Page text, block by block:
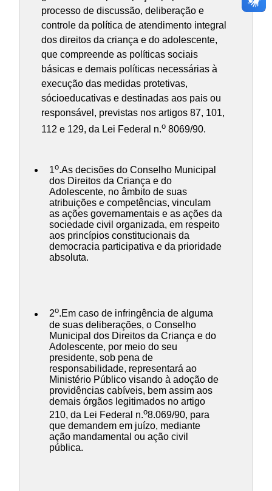
processo de discussão, deliberação e
controle da política de atendimento integral
dos direitos da criança e do adolescente,
que compreende as políticas sociais
básicas e demais políticas necessárias à
execução das medidas protetivas,
sócioeducativas e destinadas aos pais ou
responsável, previstas nos artigos 87, 101,
112 e 129, da Lei Federal n.o 8069/90.
1o.As decisões do Conselho Municipal
dos Direitos da Criança e do
Adolescente, no âmbito de suas
atribuições e competências, vinculam
as ações governamentais e as ações da
sociedade civil organizada, em respeito
aos princípios constitucionais da
democracia participativa e da prioridade
absoluta.
2o.Em caso de infringência de alguma
de suas deliberações, o Conselho
Municipal dos Direitos da Criança e do
Adolescente, por meio do seu
presidente, sob pena de
responsabilidade, representará ao
Ministério Público visando à adoção de
providências cabíveis, bem assim aos
demais órgãos legitimados no artigo
210, da Lei Federal n.o8.069/90, para
que demandem em juízo, mediante
ação mandamental ou ação civil
pública.